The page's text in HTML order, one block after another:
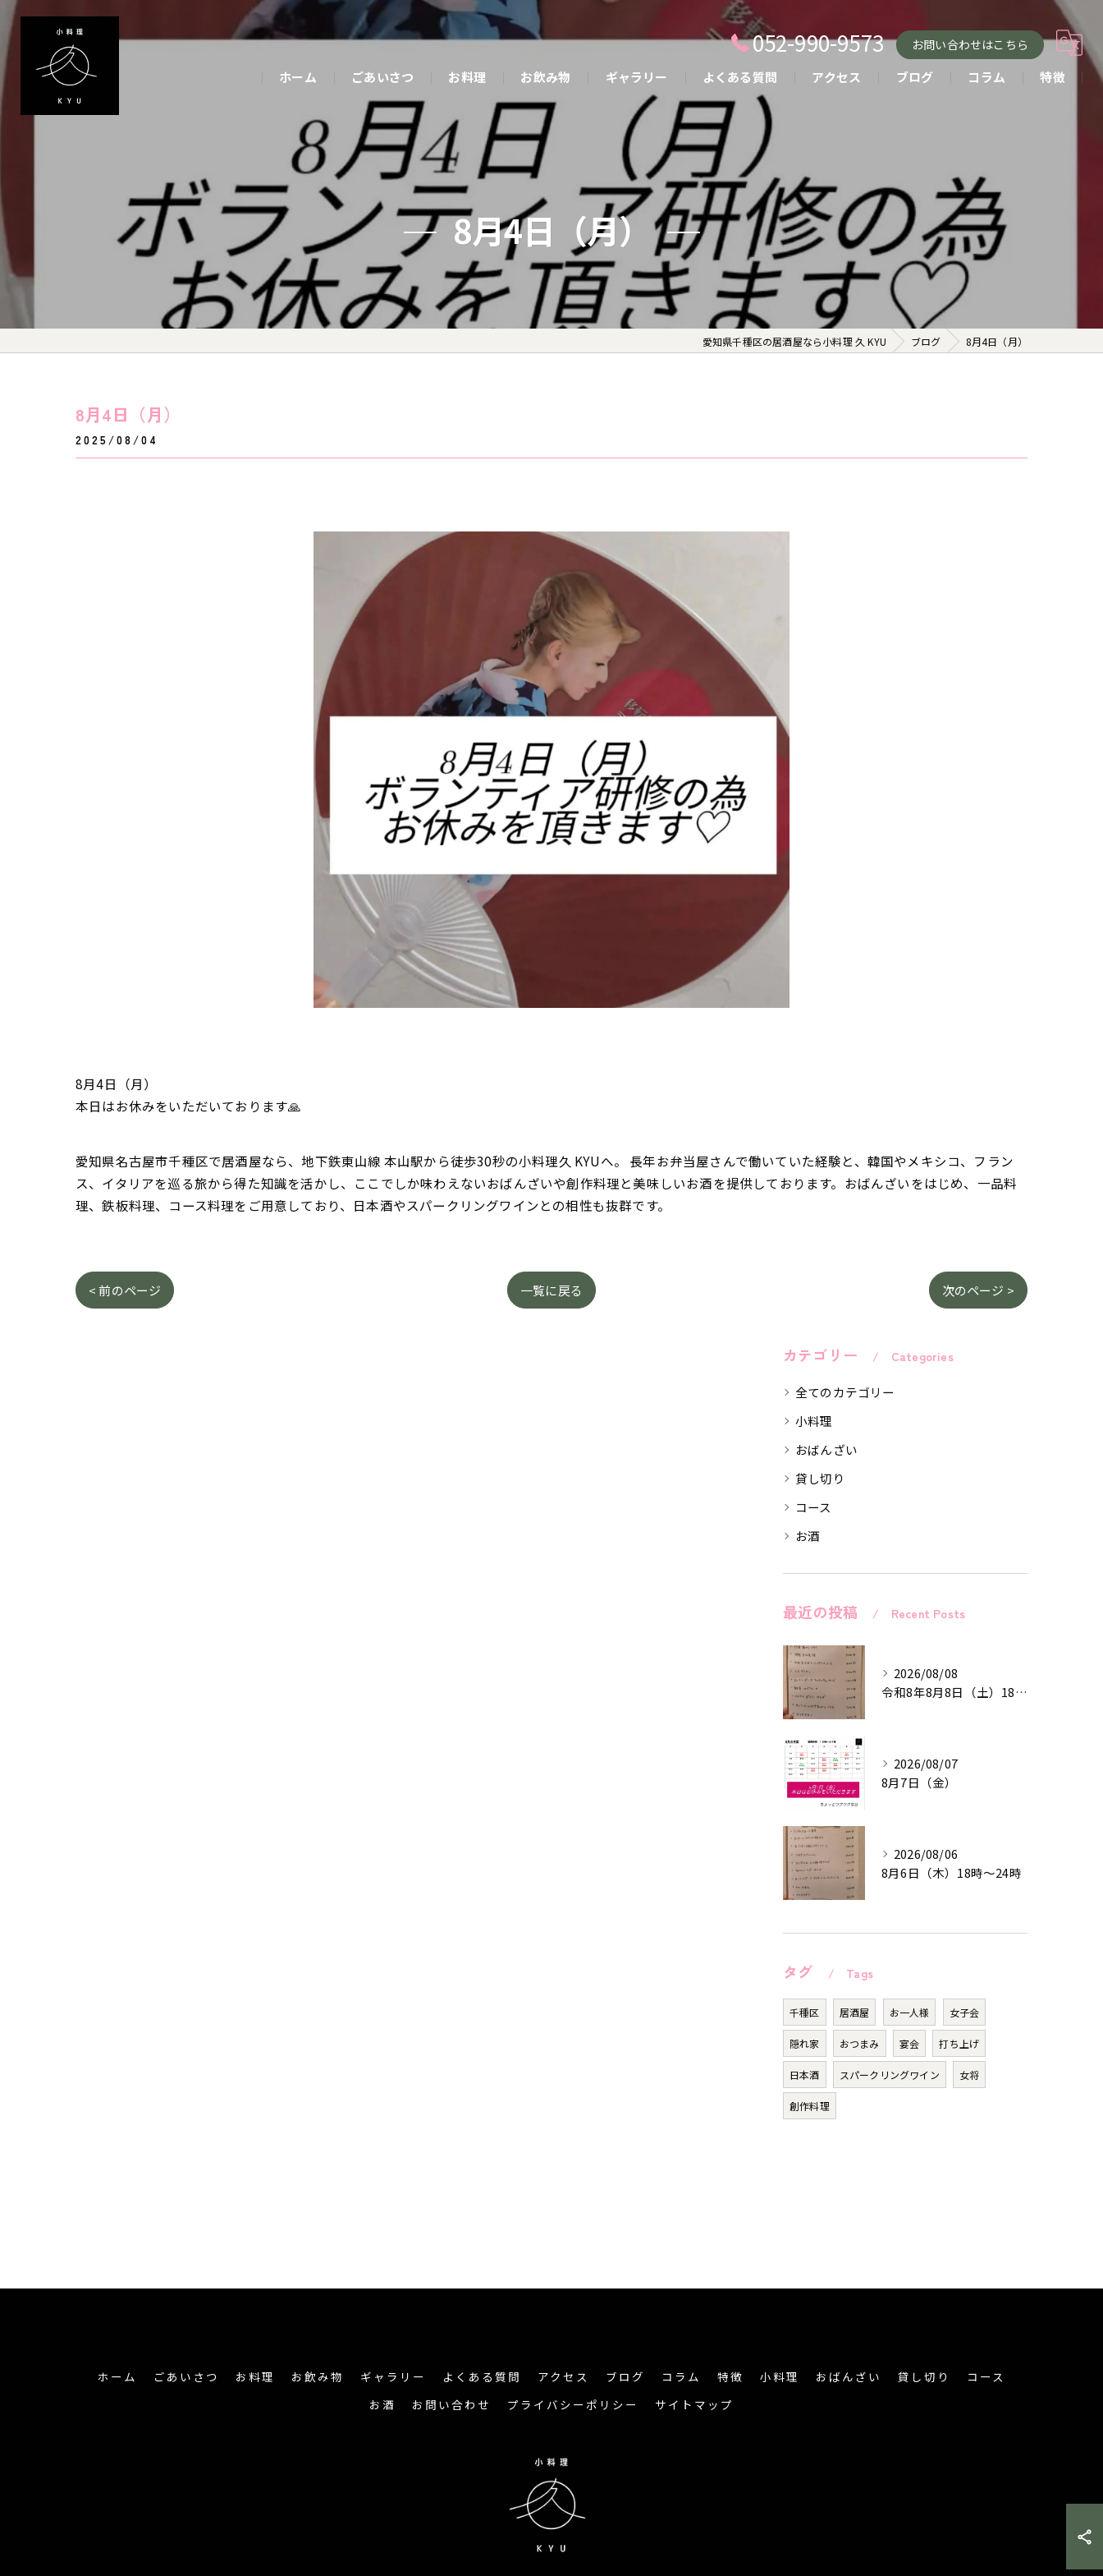
052-990-9573 お問い合わせはこちら
ホーム ごあいさつ お料理 お飲み物 ギャラリー よくある質問 アクセス ブログ コラム 特徴
コース
8月4日（月）
愛知県千種区の居酒屋なら小料理 久 KYU ブログ 8月4日（月）
8月4日（月）
2025/08/04
8月4日（月）
本日はお休みをいただいております🙏
愛知県名古屋市千種区で居酒屋なら、地下鉄東山線 本山駅から徒歩30秒の小料理久 KYUへ。 長年お弁当屋さんで働いていた経験と、韓国やメキシコ、フラン
ス、イタリアを巡る旅から得た知識を活かし、ここでしか味わえないおばんざいや創作料理と美味しいお酒を提供しております。おばんざいをはじめ、一品料
理、鉄板料理、コース料理をご用意しており、日本酒やスパークリングワインとの相性も抜群です。
< 前のページ 一覧に戻る 次のページ >
カテゴリー Categories
全てのカテゴリー
小料理
おばんざい
貸し切り
コース
お酒
最近の投稿 Recent Posts
2026/08/08
令和8年8月8日（土）18時〜24時
2026/08/07
8月7日（金）
2026/08/06
8月6日（木）18時〜24時
タグ Tags
千種区 居酒屋 お一人様 女子会
隠れ家 おつまみ 宴会 打ち上げ
日本酒 スパークリングワイン 女将
創作料理
ホーム ごあいさつ お料理 お飲み物 ギャラリー よくある質問 アクセス ブログ コラム 特徴 小料理 おばんざい 貸し切り
コース
お酒
お問い合わせ プライバシーポリシー サイトマップ